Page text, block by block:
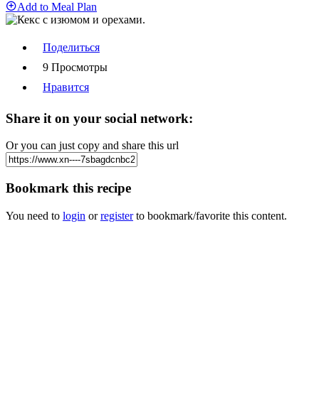
Add to Meal Plan
Поделиться
9 Просмотры
Нравится
Share it on your social network:
Or you can just copy and share this url
Bookmark this recipe
You need to login orregisterto bookmark/favorite this content.